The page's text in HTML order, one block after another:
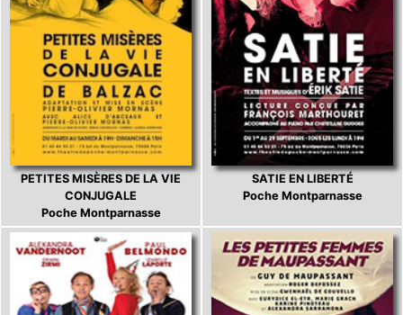
PETITES MISÈRES DE LA VIE
CONJUGALE
Poche Montparnasse
SATIE EN LIBERTÉ
Poche Montparnasse